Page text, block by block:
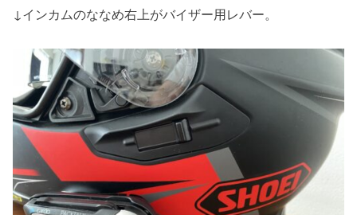
↓インカムのななめ右上がバイザー用レバー。